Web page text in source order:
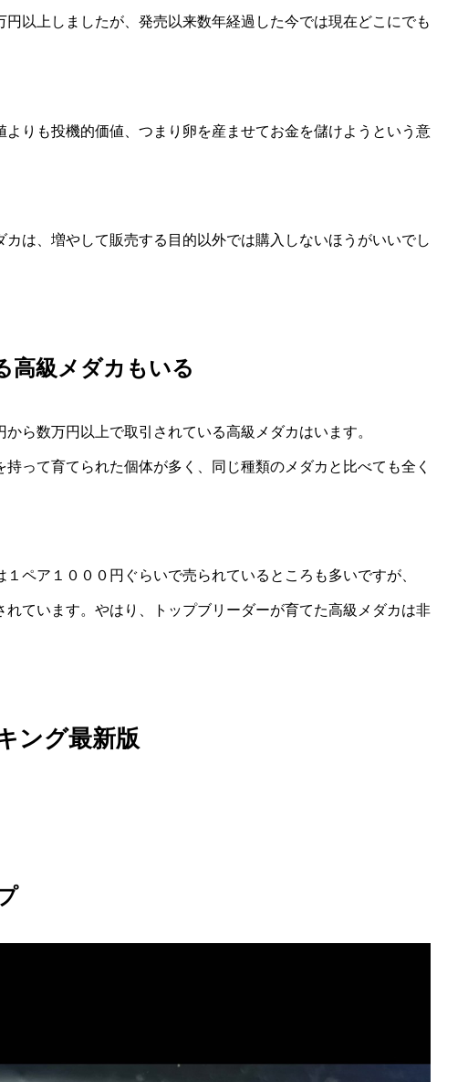
以上しましたが、発売以来数年経過した今では現在どこにでも
りも投機的価値、つまり卵を産ませてお金を儲けようという意
は、増やして販売する目的以外では購入しないほうがいいでし
高級メダカもいる
ら数万円以上で取引されている高級メダカはいます。
って育てられた個体が多く、同じ種類のメダカと比べても全く
ペア１０００円ぐらいで売られているところも多いですが、
ています。やはり、トップブリーダーが育てた高級メダカは非
ング最新版